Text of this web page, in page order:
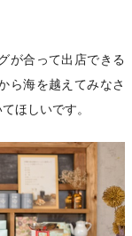
が合って出店できる
ら海を越えてみなさ
ほしいです。